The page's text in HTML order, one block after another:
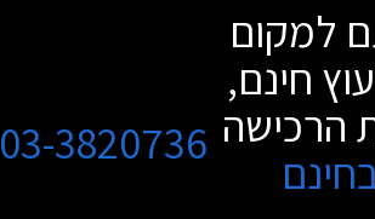
למקום
חינם,
הרכישה 03-3820736